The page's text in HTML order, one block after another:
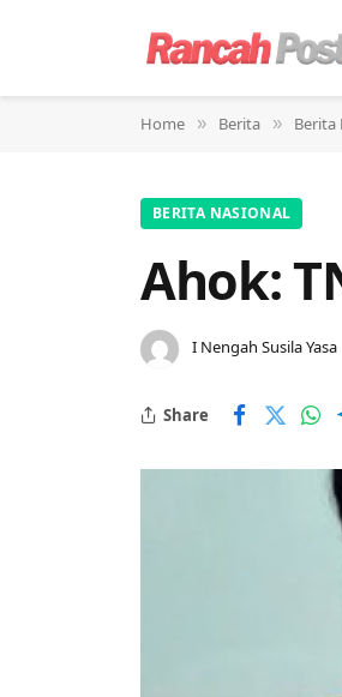
Home » Berita » Berita
BERITA NASIONAL
Ahok:
I Nengah Susila Yasa
Share